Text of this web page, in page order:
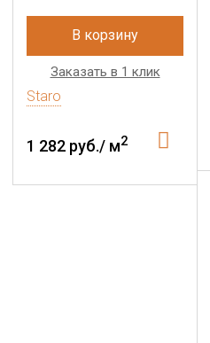
В корзину
Заказать в 1 клик
Staro
1 282 руб./ м2